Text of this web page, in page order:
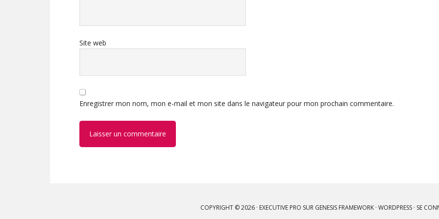
Site web
Enregistrer mon nom, mon e-mail et mon site dans le navigateur pour mon prochain commentaire.
COPYRIGHT © 2026 · EXECUTIVE PRO SUR GENESIS FRAMEWORK · WORDPRESS · SE